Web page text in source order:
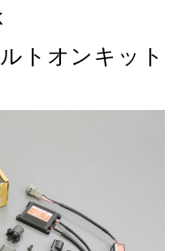
トオンキット